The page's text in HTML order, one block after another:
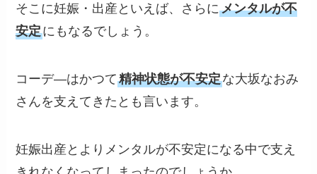
そこに妊娠・出産といえば、さらにメンタルが不
安定にもなるでしょう。
コーデ―はかつて精神状態が不安定な大坂なおみ
さんを支えてきたとも言います。
妊娠出産とよりメンタルが不安定になる中で支え